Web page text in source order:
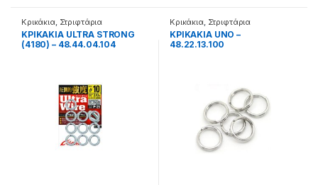
Κρικάκια, Στριφτάρια
ΚΡΙΚΑΚΙΑ ULTRA STRONG
(4180) – 48.44.04.104
Κρικάκια, Στριφτάρια
ΚΡΙΚΑΚΙΑ UNO –
48.22.13.100